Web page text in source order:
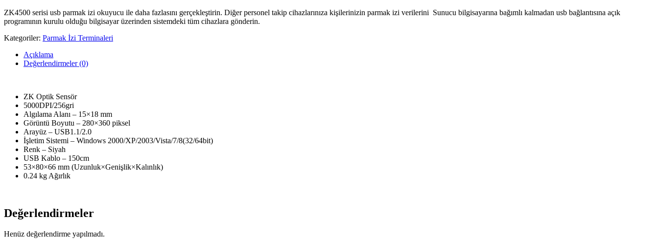
ZK4500 serisi usb parmak izi okuyucu ile daha fazlasını gerçekleştirin. Diğer personel takip cihazlarınıza kişilerinizin parmak izi verilerini Sunucu bilgisayarına bağımlı kalmadan usb bağlantısına açık
programının kurulu olduğu bilgisayar üzerinden sistemdeki tüm cihazlara gönderin.
Kategoriler: Parmak İzi Terminaleri
Açıklama
Değerlendirmeler (0)
ZK Optik Sensör
5000DPI/256gri
Algılama Alanı – 15×18 mm
Görüntü Boyutu – 280×360 piksel
Arayüz – USB1.1/2.0
İşletim Sistemi – Windows 2000/XP/2003/Vista/7/8(32/64bit)
Renk – Siyah
USB Kablo – 150cm
53×80×66 mm (Uzunluk×Genişlik×Kalınlık)
0.24 kg Ağırlık
Değerlendirmeler
Henüz değerlendirme yapılmadı.